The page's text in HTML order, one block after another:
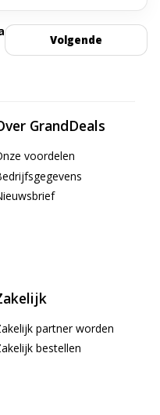
Volgende
GrandDeals
voordelen
partner worden
bestellen